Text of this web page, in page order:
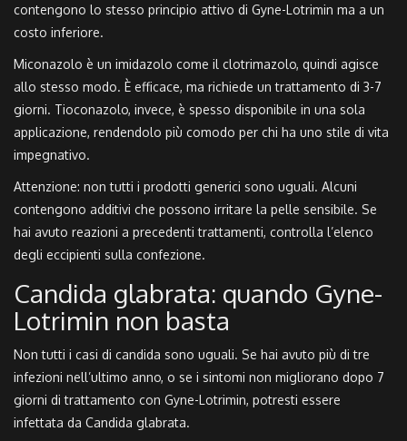
contengono lo stesso principio attivo di Gyne-Lotrimin ma a un
costo inferiore.
Miconazolo è un imidazolo come il clotrimazolo, quindi agisce
allo stesso modo. È efficace, ma richiede un trattamento di 3-7
giorni. Tioconazolo, invece, è spesso disponibile in una sola
applicazione, rendendolo più comodo per chi ha uno stile di vita
impegnativo.
Attenzione: non tutti i prodotti generici sono uguali. Alcuni
contengono additivi che possono irritare la pelle sensibile. Se
hai avuto reazioni a precedenti trattamenti, controlla l’elenco
degli eccipienti sulla confezione.
Candida glabrata: quando Gyne-
Lotrimin non basta
Non tutti i casi di candida sono uguali. Se hai avuto più di tre
infezioni nell’ultimo anno, o se i sintomi non migliorano dopo 7
giorni di trattamento con Gyne-Lotrimin, potresti essere
infettata da Candida glabrata.